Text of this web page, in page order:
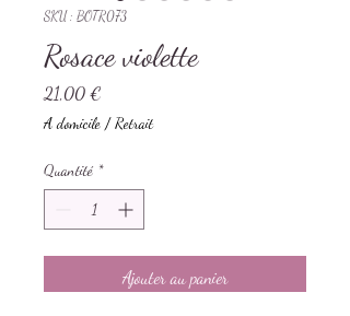
SKU : BOTR073
Rosace violette
21,00 €
A domicile / Retrait
Quantité *
Ajouter au panier